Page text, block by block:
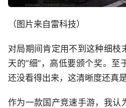
（图片来自雷科技）
对局期间肯定用不到这种细枝
天的“细”，高低要颁个奖。至
还没看得出来，这清晰度还真
作为一款国产竞速手游，我认